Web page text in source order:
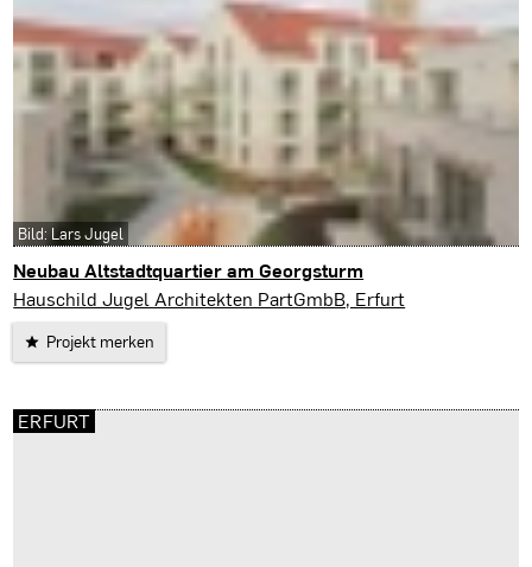
Neubau Altstadtquartier am Georgsturm
Erfurt
Hauschild Jugel Architekten PartGmbB, Erfurt
Projekt merken
Bild: Lars Jugel
ERFURT